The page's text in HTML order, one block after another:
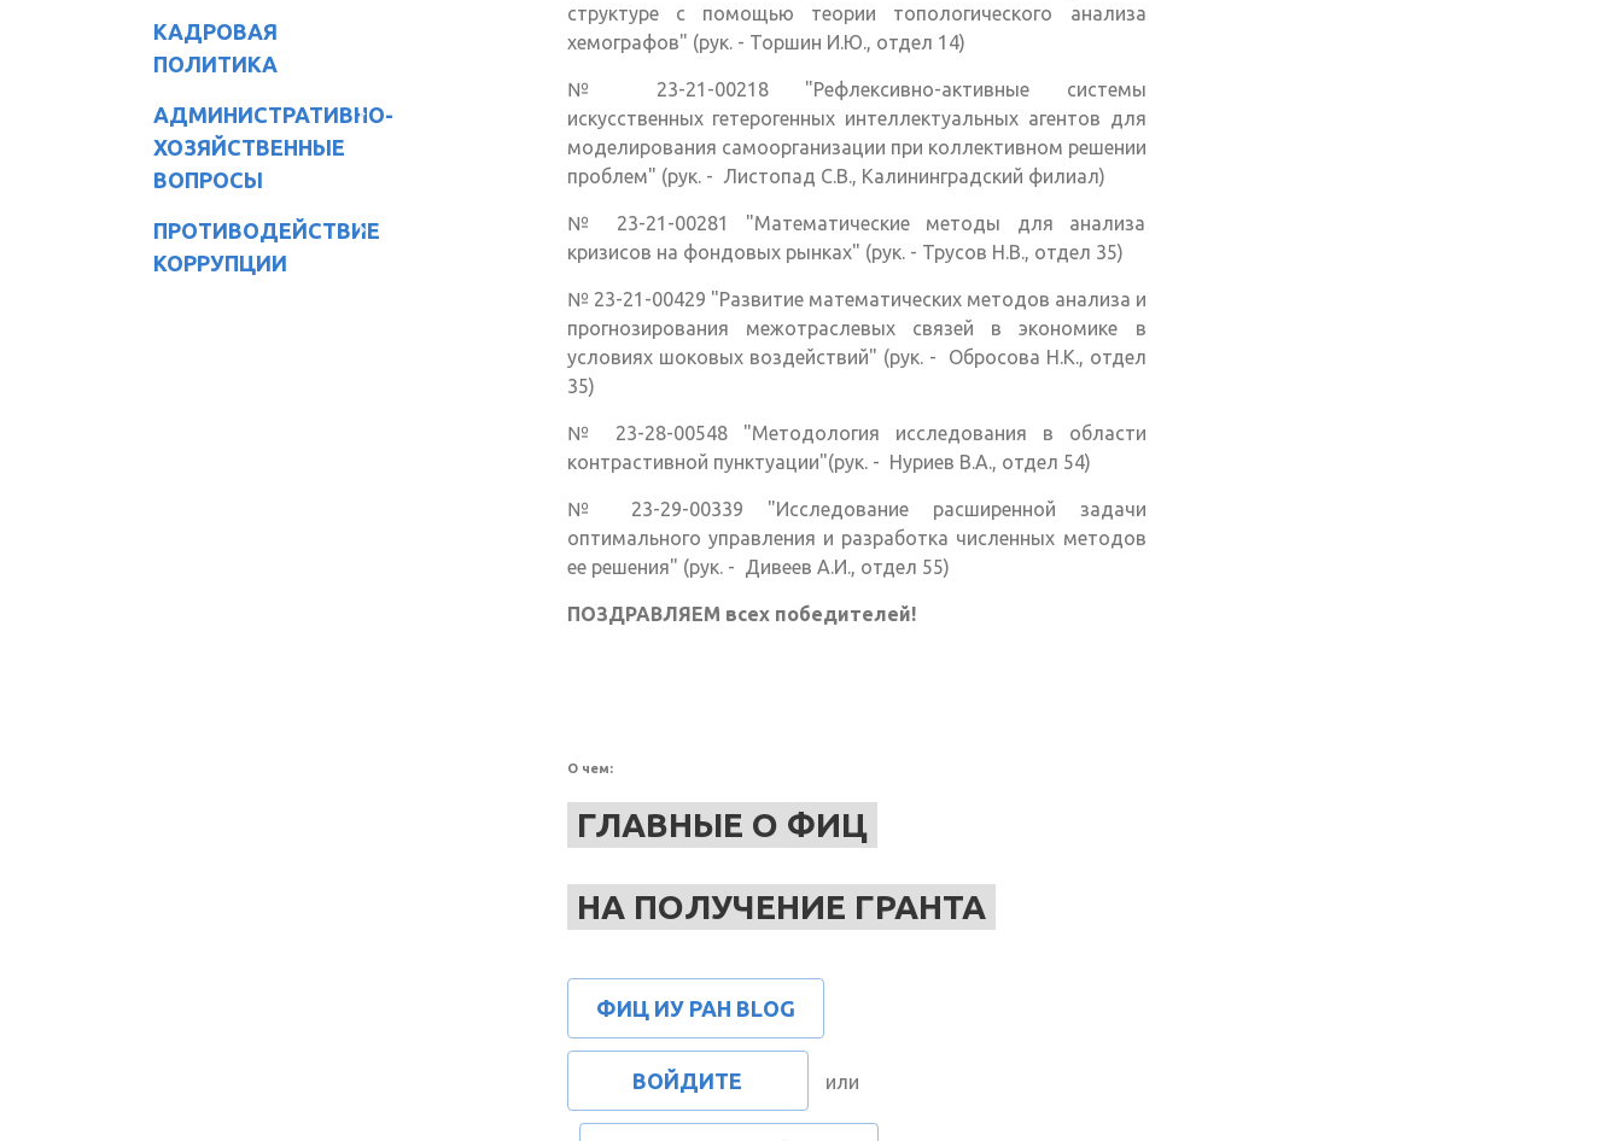
КАДРОВАЯ
ПОЛИТИКА
АДМИНИСТРАТИВНО-
ХОЗЯЙСТВЕННЫЕ
ВОПРОСЫ
ПРОТИВОДЕЙСТВИЕ
КОРРУПЦИИ
структуре с помощью теории топологического анализа
хемографов" (рук. - Торшин И.Ю., отдел 14)
№ 23-21-00218 "Рефлексивно-активные системы
искусственных гетерогенных интеллектуальных агентов для
моделирования самоорганизации при коллективном решении
проблем" (рук. - Листопад С.В., Калининградский филиал)
№ 23-21-00281 "Математические методы для анализа
кризисов на фондовых рынках" (рук. - Трусов Н.В., отдел 35)
№ 23-21-00429 "Развитие математических методов анализа и
прогнозирования межотраслевых связей в экономике в
условиях шоковых воздействий" (рук. - Обросова Н.К., отдел
35)
№ 23-28-00548 "Методология исследования в области
контрастивной пунктуации"(рук. - Нуриев В.А., отдел 54)
№ 23-29-00339 "Исследование расширенной задачи
оптимального управления и разработка численных методов
ее решения" (рук. - Дивеев А.И., отдел 55)
ПОЗДРАВЛЯЕМ всех победителей!
О чем:
ГЛАВНЫЕ О ФИЦ
НА ПОЛУЧЕНИЕ ГРАНТА
ФИЦ ИУ РАН BLOG
ВОЙДИТЕ или